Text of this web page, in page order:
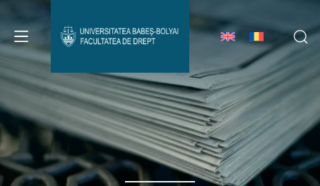
Avizier Studenți
Studii
Admitere